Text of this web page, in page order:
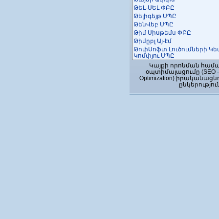
ԹԵԼ-ՍԵԼ ՓԲԸ
Թելիգեյթ ՍՊԸ
ԹենՎեբ ՍՊԸ
Թիմ Սիսթեմս ՓԲԸ
Թիմըբլ Այ-էմ
ԹոփՍոֆտ Լուծումների
Կոմփյու ՍՊԸ
Ի-ԿԵՅ Թեքնոլոջիս ՍՊԸ
ի-Վորկս ՍՊԸ
ԻԲԻԷՍ-ԼԼԻՆՔՍ
Կայքի որոնման
օպտիմալացումը (SEO -
Optimization)